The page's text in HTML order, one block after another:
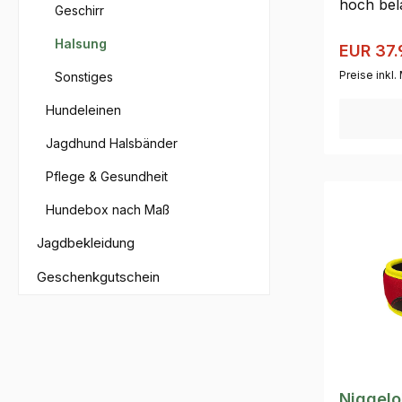
Geschirr
Halsung
Sonstiges
Hundeleinen
Jagdhund Halsbänder
Pflege & Gesundheit
Hundebox nach Maß
Jagdbekleidung
Geschenkgutschein
hoch
und
als
EUR
Preise inkl.